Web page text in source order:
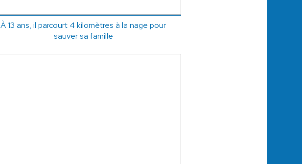
À 13 ans, il parcourt 4 kilomètres à la nage pour
sauver sa famille